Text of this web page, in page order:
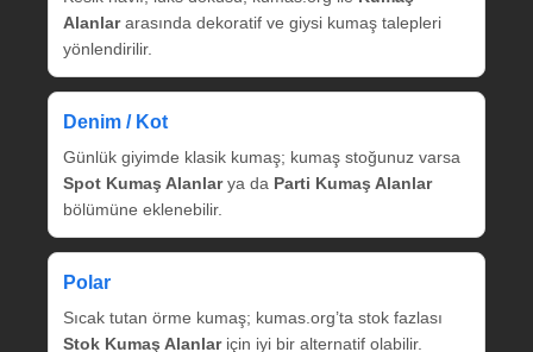
Alanlararasında dekoratif ve giysi kumaş talepleri
yönlendirilir.
Denim / Kot
Günlük giyimde klasik kumaş; kumaş stoğunuz varsa
Spot Kumaş Alanlarya da Parti Kumaş Alanlar
bölümüne eklenebilir.
Polar
Sıcak tutan örme kumaş; kumas.org’ta stok fazlası
Stok Kumaş Alanlariçin iyi bir alternatif olabilir.